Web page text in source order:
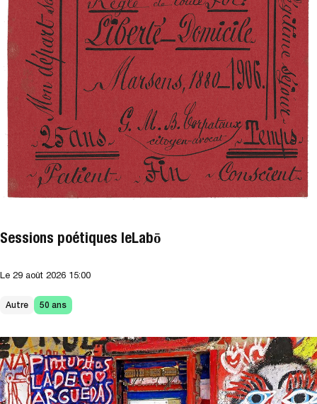
Sessions poétiques leLabō
Le 29 août 2026 15:00
Autre 50 ans